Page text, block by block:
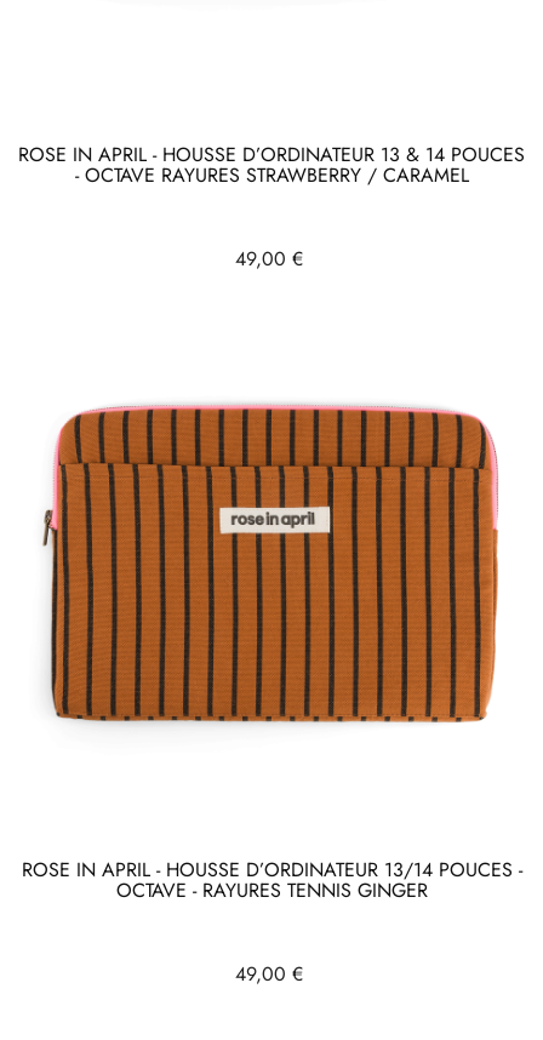
ROSE IN APRIL - HOUSSE D’ORDINATEUR 13 & 14 POUCES
- OCTAVE RAYURES STRAWBERRY / CARAMEL
Prix
49,00 €
ROSE IN APRIL - HOUSSE D’ORDINATEUR 13/14 POUCES -
OCTAVE - RAYURES TENNIS GINGER
Prix
49,00 €